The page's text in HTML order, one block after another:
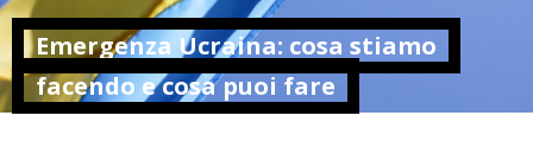
Emergenza Ucraina: cosa stiamo
facendo e cosa puoi fare